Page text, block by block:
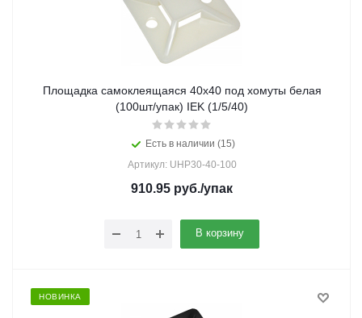
Площадка самоклеящаяся 40х40 под хомуты белая
(100шт/упак) IEK (1/5/40)
Есть в наличии (15)
Артикул: UHP30-40-100
910.95 руб./упак
В корзину
НОВИНКА